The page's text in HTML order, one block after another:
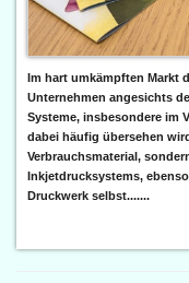
Im hart umkämpften Markt
Unternehmen angesichts
Systeme, insbesondere im
dabei häufig übersehen
Verbrauchsmaterial,
Inkjetdrucksystems,
Druckwerk selbst.......